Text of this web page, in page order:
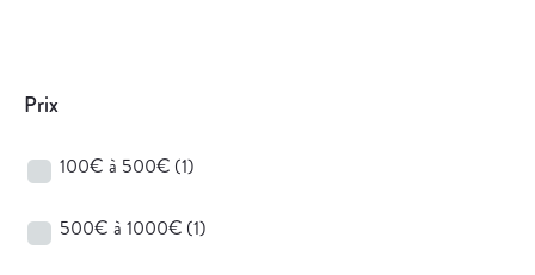
Prix
100€ à 500€ (1)
500€ à 1000€ (1)